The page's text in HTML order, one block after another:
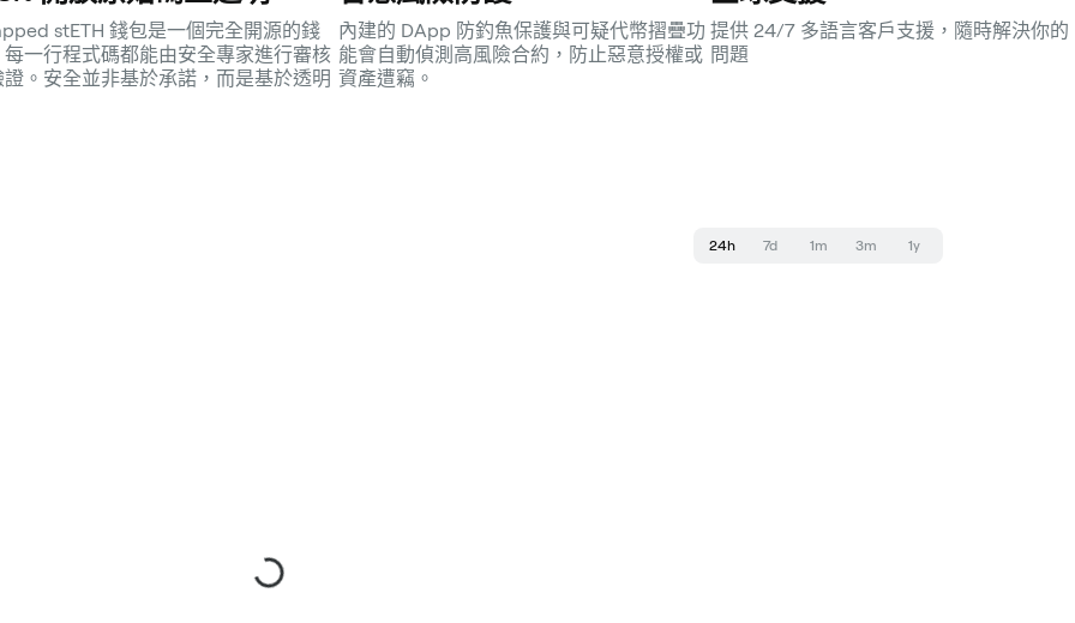
stETH 錢包是一個完全開源的錢
每一行程式碼都能由安全專家進行審核
證。安全並非基於承諾，而是基於透明
內建的 DApp 防釣魚保護與可疑代幣摺疊功
能會自動偵測高風險合約，防止惡意授權或
資產遭竊。
提供 24/7 多語言客戶支援，隨時解決你的
問題
24h 7d 1m 3m 1y